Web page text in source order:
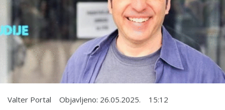
Valter Portal Objavljeno: 26.05.2025. 15:12